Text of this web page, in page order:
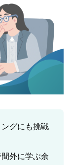
グにも挑戦
外に学ぶ余